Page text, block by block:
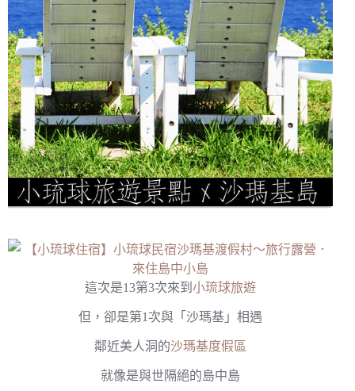
這次是13第3次來到小琉球旅遊
但，卻是第1次與「沙瑪基」相遇
鄰近美人洞的沙瑪基度假區
就像是與世隔絕的島中島